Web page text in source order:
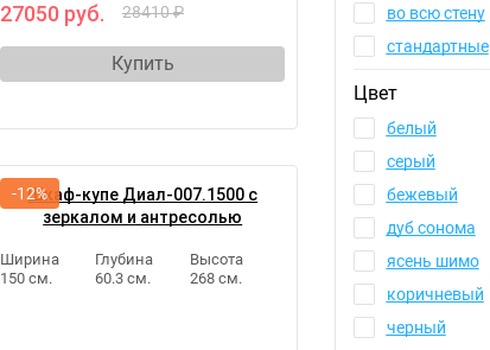
27050 руб. 28410 ₽
Купить
Шкаф-купе Диал-007.1500 с
зеркалом и антресолью
Ширина
150 см.
Глубина
60.3 см.
Высота
268 см.
-12%
во всю стену
стандартные
Цвет
белый
серый
бежевый
дуб сонома
ясень шимо
коричневый
черный